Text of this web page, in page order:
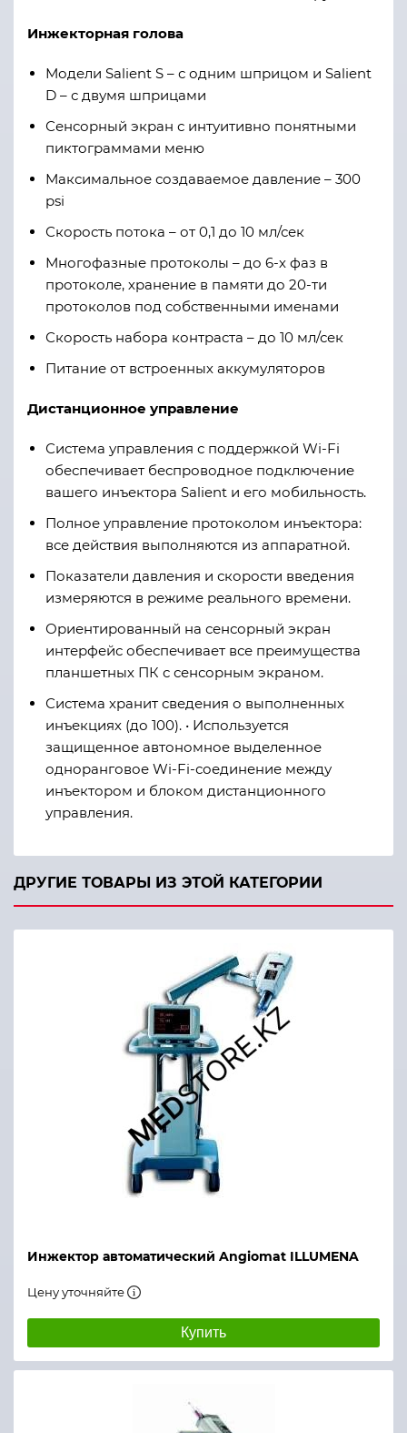
Инжекторная голова
Модели Salient S – с одним шприцом и Salient
D – с двумя шприцами
Сенсорный экран с интуитивно понятными
пиктограммами меню
Максимальное создаваемое давление – 300
psi
Скорость потока – от 0,1 до 10 мл/сек
Многофазные протоколы – до 6-х фаз в
протоколе, хранение в памяти до 20-ти
протоколов под собственными именами
Скорость набора контраста – до 10 мл/сек
Питание от встроенных аккумуляторов
Дистанционное управление
Система управления с поддержкой Wi-Fi
обеспечивает беспроводное подключение
вашего инъектора Salient и его мобильность.
Полное управление протоколом инъектора:
все действия выполняются из аппаратной.
Показатели давления и скорости введения
измеряются в режиме реального времени.
Ориентированный на сенсорный экран
интерфейс обеспечивает все преимущества
планшетных ПК с сенсорным экраном.
Система хранит сведения о выполненных
инъекциях (до 100). • Используется
защищенное автономное выделенное
одноранговое Wi-Fi-соединение между
инъектором и блоком дистанционного
управления.
ДРУГИЕ ТОВАРЫ ИЗ ЭТОЙ КАТЕГОРИИ
Инжектор автоматический Angiomat ILLUMENA
Цену уточняйте
Купить